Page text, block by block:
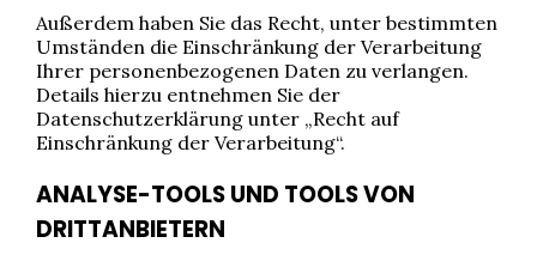
Außerdem haben Sie das Recht, unter bestimmten
Umständen die Einschränkung der Verarbeitung
Ihrer personenbezogenen Daten zu verlangen.
Details hierzu entnehmen Sie der
Datenschutzerklärung unter „Recht auf
Einschränkung der Verarbeitung“.
ANALYSE-TOOLS UND TOOLS VON
DRITTANBIETERN